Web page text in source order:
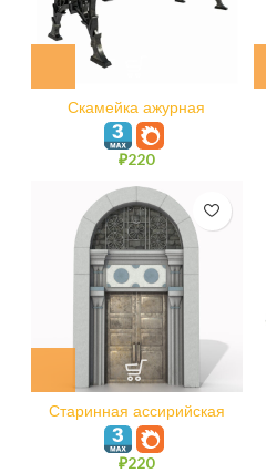
Скамейка ажурная
₽220
Старинная ассирийская
дверь
₽220